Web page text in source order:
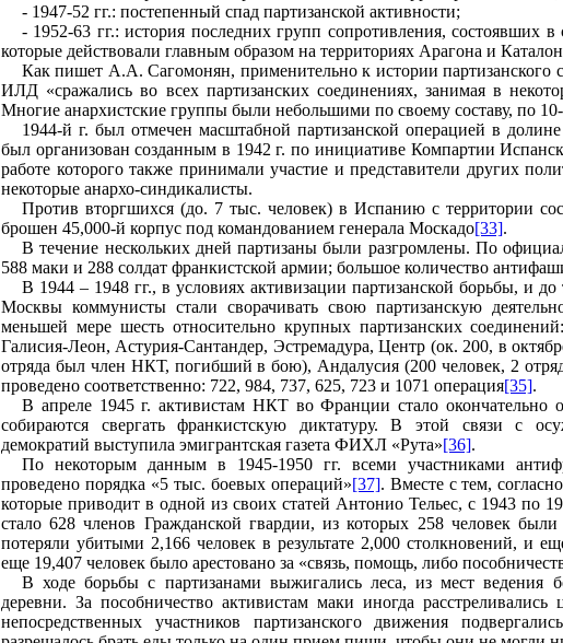
- 1947-52 гг.: постепенный спад партизанской активности;
- 1952-63 гг.: история последних групп сопротивления, состоявших
которые действовали главным образом на территориях Арагона и
Как пишет А.А. Сагомонян, применительно к истории партизанского
ИЛД «сражались во всех партизанских соединениях, занимая в
Многие анархистские группы были небольшими по своему составу, по
1944-й г. был отмечен масштабной партизанской операцией в
был организован созданным в 1942 г. по инициативе Компартии
работе которого также принимали участие и представители других
некоторые анархо-синдикалисты.
Против вторгшихся (до. 7 тыс. человек) в Испанию с территории
брошен 45,000-й корпус под командованием генерала Москадо[33].
В течение нескольких дней партизаны были разгромлены. По
588 маки и 288 солдат франкистской армии; большое количество
В 1944 – 1948 гг., в условиях активизации партизанской борьбы, и
Москвы коммунисты стали сворачивать свою партизанскую
меньшей мере шесть относительно крупных партизанских
Галисия-Леон, Астурия-Сантандер, Эстремадура, Центр (ок. 200, в
отряда был член НКТ, погибший в бою), Андалусия (200 человек, 2
проведено соответственно: 722, 984, 737, 625, 723 и 1071 операция[35].
В апреле 1945 г. активистам НКТ во Франции стало окончательно
собираются свергать франкистскую диктатуру. В этой связи с
демократий выступила эмигрантская газета ФИХЛ «Рута»[36].
По некоторым данным в 1945-1950 гг. всеми участниками
проведено порядка «5 тыс. боевых операций»[37]. Вместе с тем,
которые приводит в одной из своих статей Антонио Тельес, с 1943 по
стало 628 членов Гражданской гвардии, из которых 258 человек
потеряли убитыми 2,166 человек в результате 2,000 столкновений, и
еще 19,407 человек было арестовано за «связь, помощь, либо
В ходе борьбы с партизанами выжигались леса, из мест ведения
деревни. За пособничество активистам маки иногда расстреливались
непосредственных участников партизанского движения